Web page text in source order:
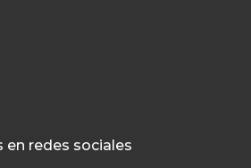
en redes sociales